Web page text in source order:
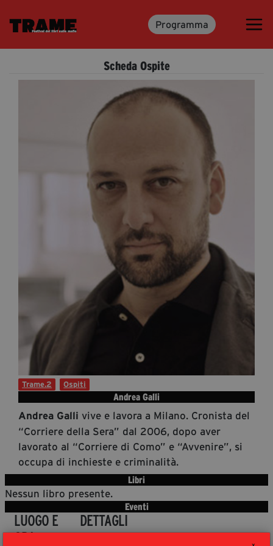
Programma
Trame.15
Media & Press
Accrediti Stampa | Trame.15
Cartella Stampa
Diventa Partner
Fondazione Trame
La fondazione 2025
Progetto Trame a Scuola
Progetto Visioni Civiche
Mostra 3D - Visioni Civiche
Il Diritto di Essere
Contatti
Scheda Ospite
Andrea Galli
Andrea Galli vive e lavora a Milano. Cronista del
“Corriere della Sera” dal 2006, dopo aver
lavorato al “Corriere di Como” e “Avvenire”, si
occupa di inchieste e criminalità.
Trame.2 Ospiti
Libri
Nessun libro presente.
Eventi
LUOGO E
ORA
DETTAGLI